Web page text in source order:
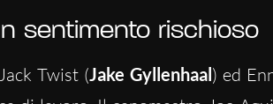
sentimento rischioso
Twist (Jake Gyllenhaal) ed